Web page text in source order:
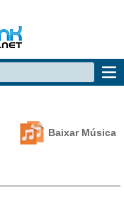
Baixar Música